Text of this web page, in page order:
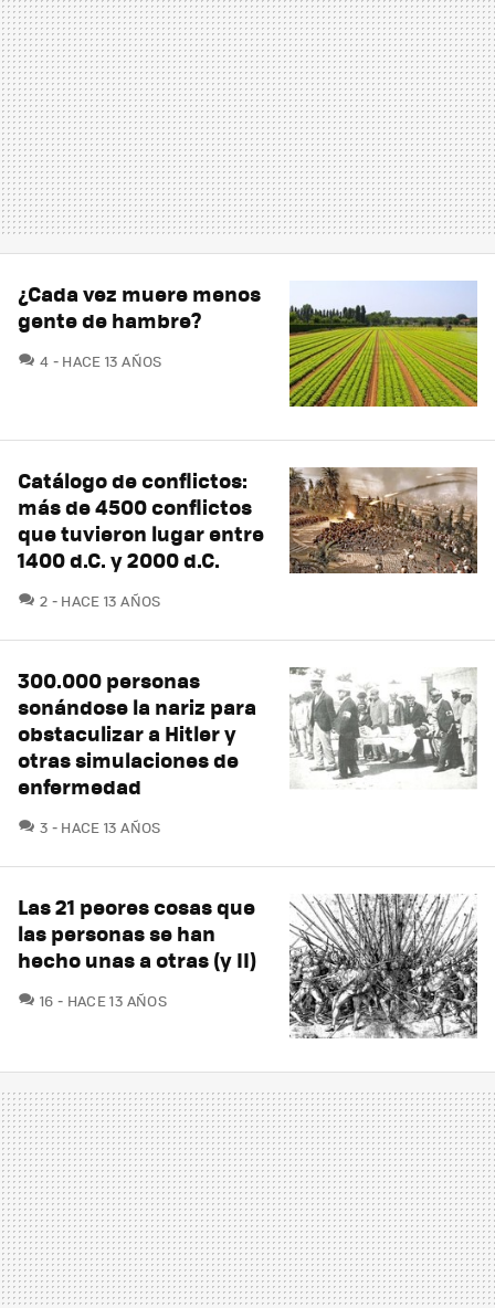
¿Cada vez muere menos
gente de hambre?
4 COMENTARIOS
HACE 13 AÑOS
Catálogo de conflictos:
más de 4500 conflictos
que tuvieron lugar entre
1400 d.C. y 2000 d.C.
2 COMENTARIOS
HACE 13 AÑOS
300.000 personas
sonándose la nariz para
obstaculizar a Hitler y
otras simulaciones de
enfermedad
3 COMENTARIOS
HACE 13 AÑOS
Las 21 peores cosas que
las personas se han
hecho unas a otras (y II)
16 COMENTARIOS
HACE 13 AÑOS